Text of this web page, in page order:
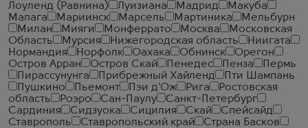
Лоуленд (Равнина)
Луизиана Мадрид
Макуба
Малага
Мариинск Марсель Мартиника
Мельбурн
Милан
Мияги Монферрато Москва
Московская
Область
Мурсия Нижегородская область
Ниигата
Нормандия
Норфолк Оахака Обнинск
Орегон
Остров Арран
Остров Скай Пенедес Пенза
Пермь
Пирассунунга
Прибрежный Хайленд
Пти Шампань
Пушкино
Пьемонт Пэи д'Ож Рига
Ростовская
область
Роэро Сан-Паулу
Санкт-Петербург
Сардиния
Сидзуока Сицилия Скай
Спейсайд
Ставрополь
Ставропольский край
Страна Басков